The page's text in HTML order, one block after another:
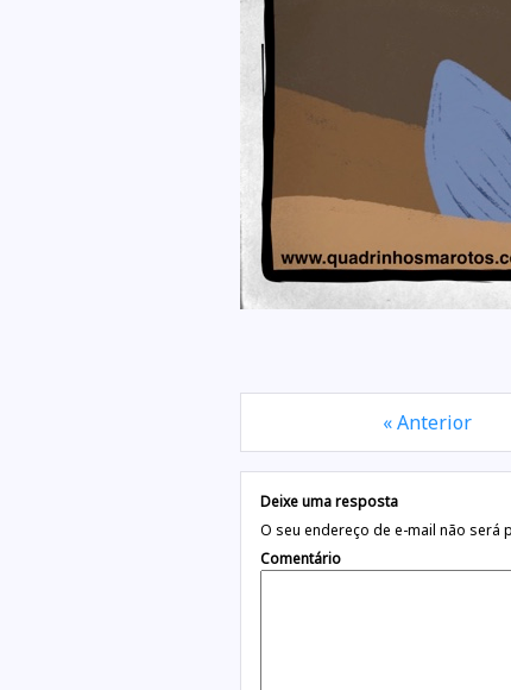
« Anterior
Deixe uma resposta
O seu endereço de e-mail não será
Comentário